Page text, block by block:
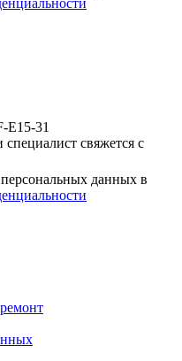
E15-31
свяжется с
данных в